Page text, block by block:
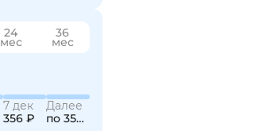
24
мес
36
мес
7 дек
356 ₽
Далее
по 356 ₽